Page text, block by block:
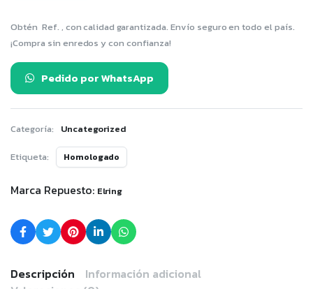
Obtén Ref. , con calidad garantizada. Envío seguro en todo el país.
¡Compra sin enredos y con confianza!
Pedido por WhatsApp
Categoría: Uncategorized
Etiqueta: Homologado
Marca Repuesto: Elring
Descripción
Información adicional